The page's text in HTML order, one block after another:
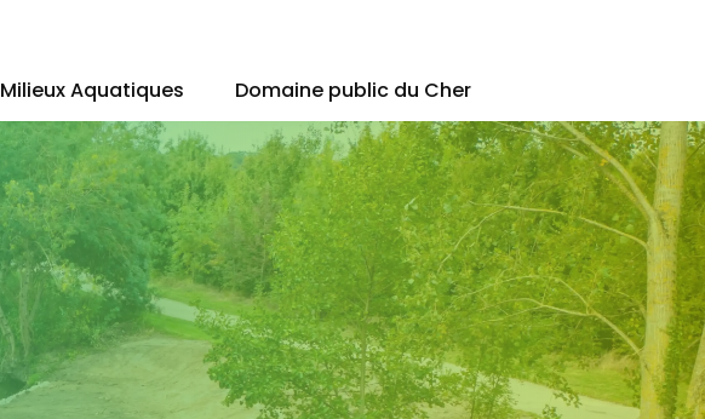
Milieux Aquatiques Domaine public du Cher